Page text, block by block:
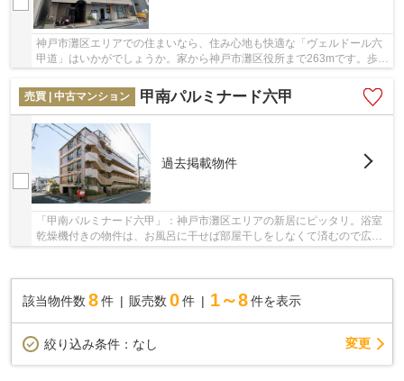
神戸市灘区エリアでの住まいなら、住み心地も快適な「ヴェルドール六
甲道」はいかがでしょうか。家から神戸市灘区役所まで263mです。歩い
売買 | 中古マンション
甲南パルミナード六甲
過去掲載物件
「甲南パルミナード六甲」：神戸市灘区エリアの新居にピッタリ。浴室
乾燥機付きの物件は、お風呂に干せば部屋干しをしなくて済むので広々
該当物件数 8件 販売数 0 件 1～8 件を表示
絞り込み条件： なし 変更